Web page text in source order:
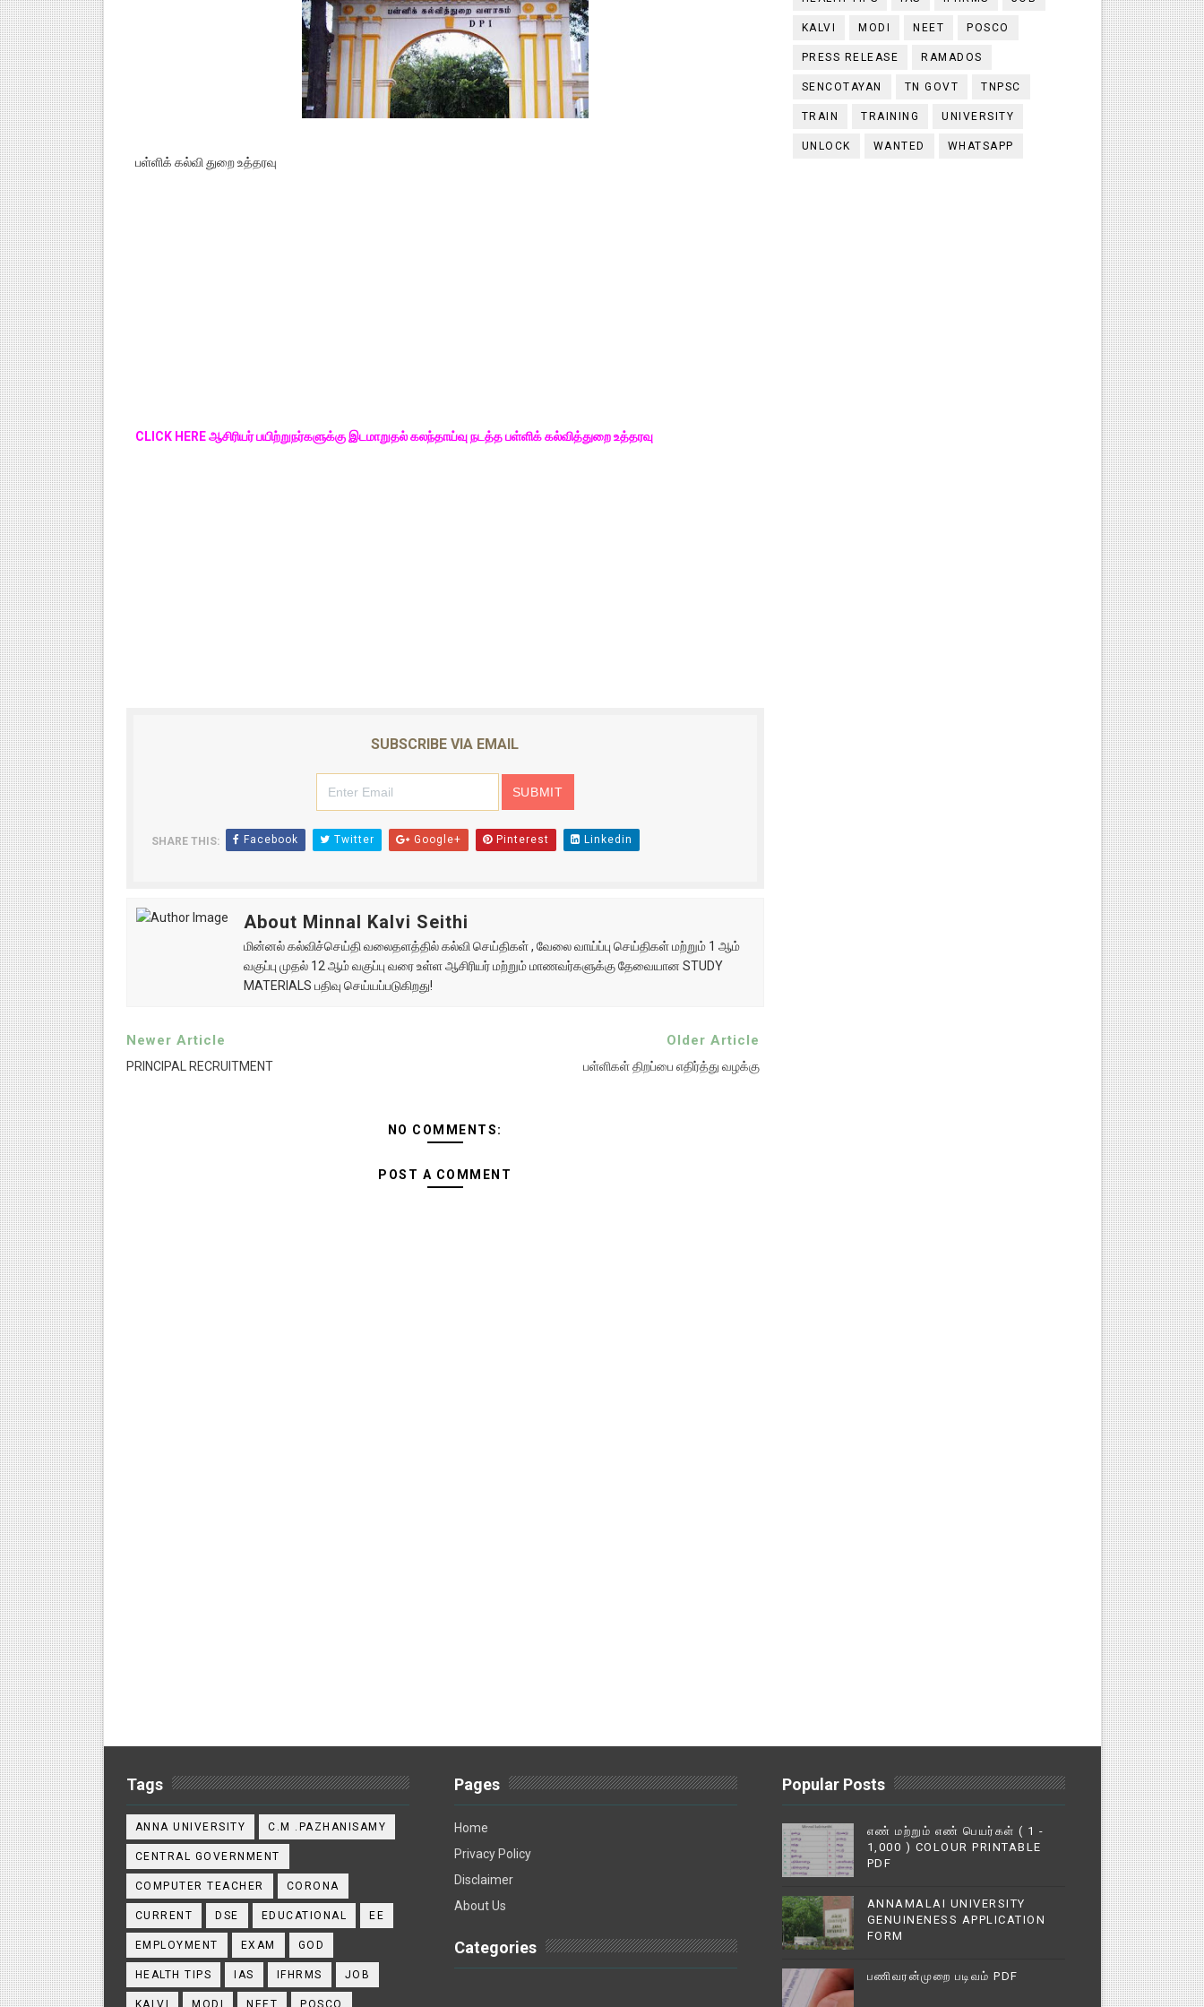
பள்ளிக் கல்வி துறை உத்தரவு
CLICK HERE ஆசிரியர் பயிற்றுநர்களுக்கு இடமாறுதல் கலந்தாய்வு நடத்த பள்ளிக் கல்வித்துறை உத்தரவு
SUBSCRIBE VIA EMAIL
SHARE THIS: Facebook Twitter Google+ Pinterest Linkedin
About Minnal Kalvi Seithi
மின்னல் கல்விச்செய்தி வலைதளத்தில் கல்வி செய்திகள் , வேலை வாய்ப்பு செய்திகள் மற்றும் 1 ஆம்
வகுப்பு முதல் 12 ஆம் வகுப்பு வரை உள்ள ஆசிரியர் மற்றும் மாணவர்களுக்கு தேவையான STUDY
MATERIALS பதிவு செய்யப்படுகிறது!
Newer Article
PRINCIPAL RECRUITMENT
Older Article
பள்ளிகள் திறப்பை எதிர்த்து வழக்கு
NO COMMENTS:
POST A COMMENT
KALVI MODI NEET POSCO
PRESS RELEASE RAMADOS
SENCOTAYAN TN GOVT TNPSC
TRAIN TRAINING UNIVERSITY
UNLOCK WANTED WHATSAPP
Tags
ANNA UNIVERSITY C.M .PAZHANISAMY
CENTRAL GOVERNMENT
COMPUTER TEACHER CORONA
CURRENT DSE EDUCATIONAL EE
EMPLOYMENT EXAM GOD
HEALTH TIPS IAS IFHRMS JOB
KALVI MODI NEET POSCO
Pages
Home
Privacy Policy
Disclaimer
About Us
Categories
Popular Posts
எண் மற்றும் எண் பெயர்கள் ( 1 -
1,000 ) COLOUR PRINTABLE
PDF
ANNAMALAI UNIVERSITY
GENUINENESS APPLICATION
FORM
பணிவரன்முறை படிவம் PDF